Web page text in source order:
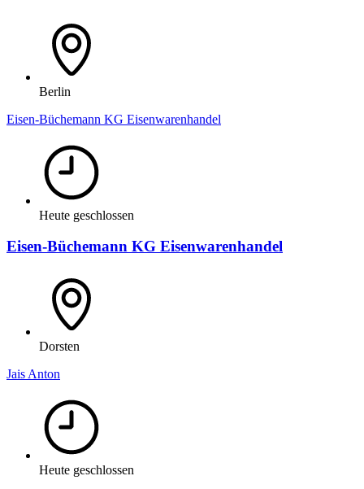
Berlin
Eisen-Büchemann KG Eisenwarenhandel
Heute geschlossen
Eisen-Büchemann KG Eisenwarenhandel
Dorsten
Jais Anton
Heute geschlossen